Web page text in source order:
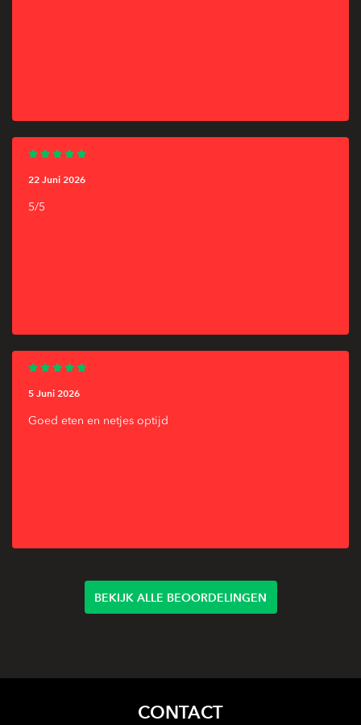
22 Juni 2026
5/5
5 Juni 2026
Goed eten en netjes optijd
BEKIJK ALLE BEOORDELINGEN
CONTACT